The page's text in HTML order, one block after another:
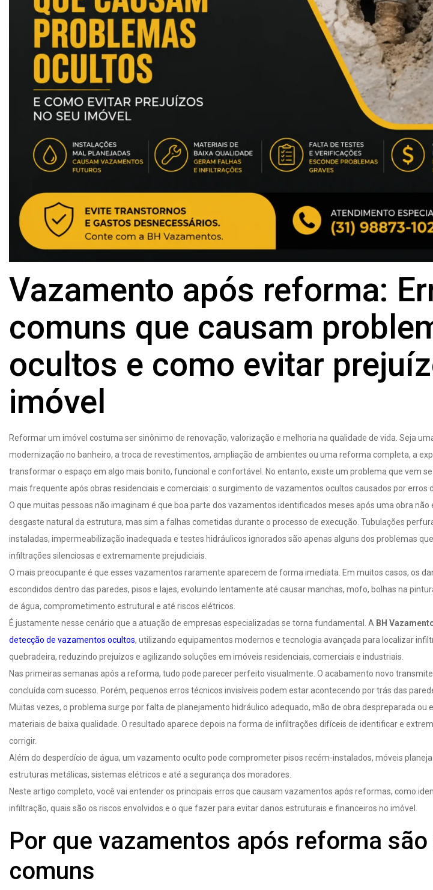
Vazamento após reforma:
comuns que causam
ocultos e como evitar
imóvel
Reformar um imóvel costuma ser sinônimo de renovação, valorização e melhoria na qualidade de vida. Seja
modernização no banheiro, a troca de revestimentos, ampliação de ambientes ou uma reforma completa, a
transformar o espaço em algo mais bonito, funcional e confortável. No entanto, existe um problema que vem
mais frequente após obras residenciais e comerciais: o surgimento de vazamentos ocultos causados por erros
O que muitas pessoas não imaginam é que boa parte dos vazamentos identificados meses após uma obra não
desgaste natural da estrutura, mas sim a falhas cometidas durante o processo de execução. Tubulações
instaladas, impermeabilização inadequada e testes hidráulicos ignorados são apenas alguns dos problemas
infiltrações silenciosas e extremamente prejudiciais.
O mais preocupante é que esses vazamentos raramente aparecem de forma imediata. Em muitos casos, os
escondidos dentro das paredes, pisos e lajes, evoluindo lentamente até causar manchas, mofo, bolhas na
de água, comprometimento estrutural e até riscos elétricos.
É justamente nesse cenário que a atuação de empresas especializadas se torna fundamental. A BH
detecção de vazamentos ocultos, utilizando equipamentos modernos e tecnologia avançada para localizar
quebradeira, reduzindo prejuízos e agilizando soluções em imóveis residenciais, comerciais e industriais.
Nas primeiras semanas após a reforma, tudo pode parecer perfeito visualmente. O acabamento novo
concluída com sucesso. Porém, pequenos erros técnicos invisíveis podem estar acontecendo por trás das
Muitas vezes, o problema surge por falta de planejamento hidráulico adequado, mão de obra despreparada ou
materiais de baixa qualidade. O resultado aparece depois na forma de infiltrações difíceis de identificar e
corrigir.
Além do desperdício de água, um vazamento oculto pode comprometer pisos recém-instalados, móveis
estruturas metálicas, sistemas elétricos e até a segurança dos moradores.
Neste artigo completo, você vai entender os principais erros que causam vazamentos após reformas, como
infiltração, quais são os riscos envolvidos e o que fazer para evitar danos estruturais e financeiros no imóvel.
Por que vazamentos após reforma
comuns